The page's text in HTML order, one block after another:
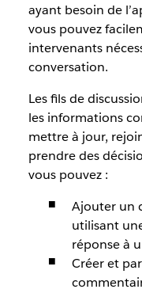
ayant besoin de
vous pouvez
intervenants
conversation.
Les fils de
les informations
mettre à jour,
prendre des
vous pouvez :
Ajouter un
utilisant
réponse à
Créer et